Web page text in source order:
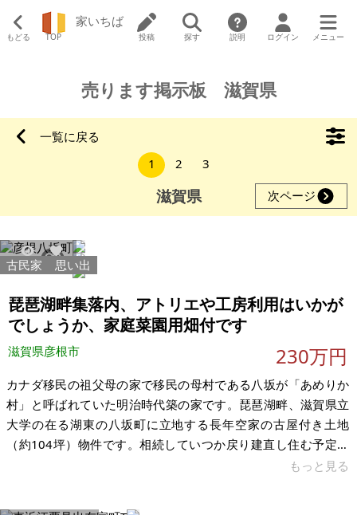
もどる TOP
家いちば
投稿 探す 説明 ログイン メニュー
売ります掲示板 滋賀県
一覧に戻る
1
2 3
滋賀県 次ページ
78789 325
古民家 思い出
琵琶湖畔集落内、アトリエや工房利用はいかが
でしょうか、家庭菜園用畑付です
滋賀県彦根市 230万円
カナダ移民の祖父母の家で移民の母村である八坂が「あめりか
村」と呼ばれていた明治時代築の家です。琵琶湖畔、滋賀県立
大学の在る湖東の八坂町に立地する長年空家の古屋付き土地
（約104坪）物件です。相続していつか戻り建直し住む予定で
したが、現在の住まいからは遠方のため手放すことにしまし
もっと見る